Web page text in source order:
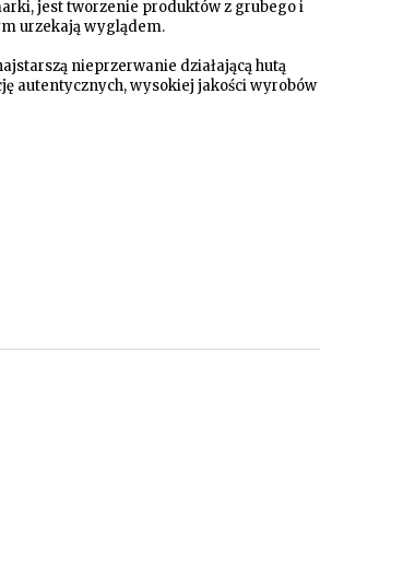
jest tworzenie produktów z grubego i
urzekają wyglądem.
nieprzerwanie działającą hutą
autentycznych, wysokiej jakości wyrobów